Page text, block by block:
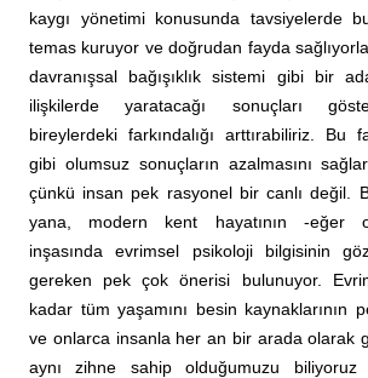
kaygı yönetimi konusunda tavsiyelerde
temas kuruyor ve doğrudan fayda
davranışsal bağışıklık sistemi gibi bir
ilişkilerde yaratacağı sonuçları
bireylerdeki farkındalığı arttırabiliriz. Bu
gibi olumsuz sonuçların azalmasını
çünkü insan pek rasyonel bir canlı değil.
yana, modern kent hayatının -eğer
inşasında evrimsel psikoloji bilgisinin
gereken pek çok önerisi bulunuyor.
kadar tüm yaşamını besin kaynaklarının
ve onlarca insanla her an bir arada olarak
aynı zihne sahip olduğumuzu